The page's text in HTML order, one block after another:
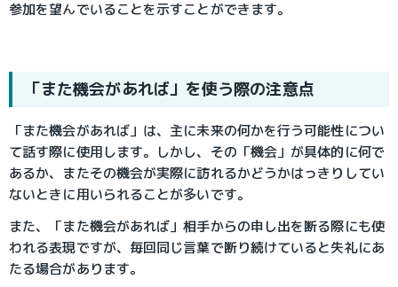
参加を望んでいることを示すことができます。
「また機会があれば」を使う際の注意点
「また機会があれば」は、主に未来の何かを行う可能性につい
て話す際に使用します。しかし、その「機会」が具体的に何で
あるか、またその機会が実際に訪れるかどうかはっきりしてい
ないときに用いられることが多いです。
また、「また機会があれば」相手からの申し出を断る際にも使
われる表現ですが、毎回同じ言葉で断り続けていると失礼にあ
たる場合があります。